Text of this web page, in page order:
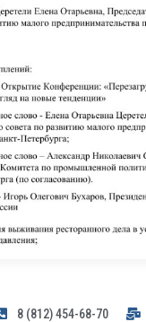
8 (812) 454-68-70